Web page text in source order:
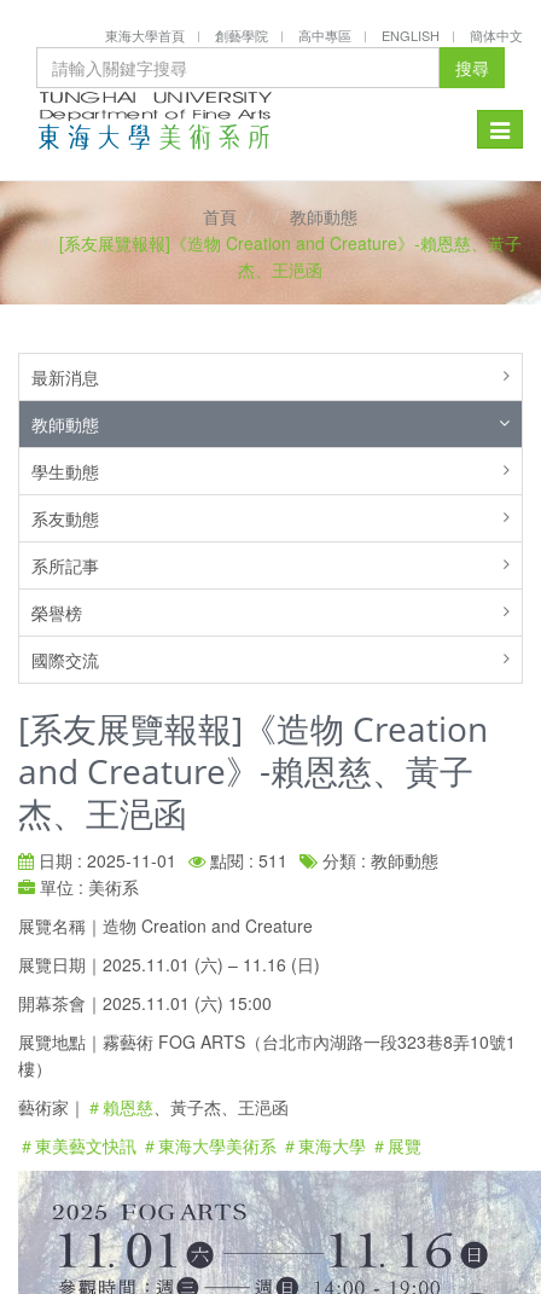
東海大學首頁 創藝學院 高中專區 ENGLISH 簡体中文
搜尋
Toggle
首頁
教師動態
[系友展覽報報]《造物 Creation and Creature》-賴恩慈、黃子
杰、王浥函
最新消息
教師動態
學生動態
系友動態
系所記事
榮譽榜
國際交流
[系友展覽報報]《造物 Creation
and Creature》-賴恩慈、黃子
杰、王浥函
日期 : 2025-11-01 點閱 : 511
分類 : 教師動態
單位 : 美術系
展覽名稱｜造物 Creation and Creature
展覽日期｜2025.11.01 (六) – 11.16 (日)
開幕茶會｜2025.11.01 (六) 15:00
展覽地點｜霧藝術 FOG ARTS（台北市內湖路一段323巷8弄10號1
樓）
藝術家｜ ＃賴恩慈、黃子杰、王浥函
＃東美藝文快訊 ＃東海大學美術系 ＃東海大學 ＃展覽